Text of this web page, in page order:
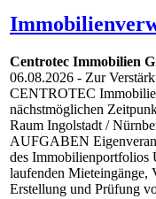
Centrotec Immobilien
06.08.2026 - Zur
CENTROTEC
nächstmöglichen
Raum Ingolstadt /
AUFGABEN
des Immobilienportfolios
laufenden Mieteingänge,
Erstellung und Prüfung